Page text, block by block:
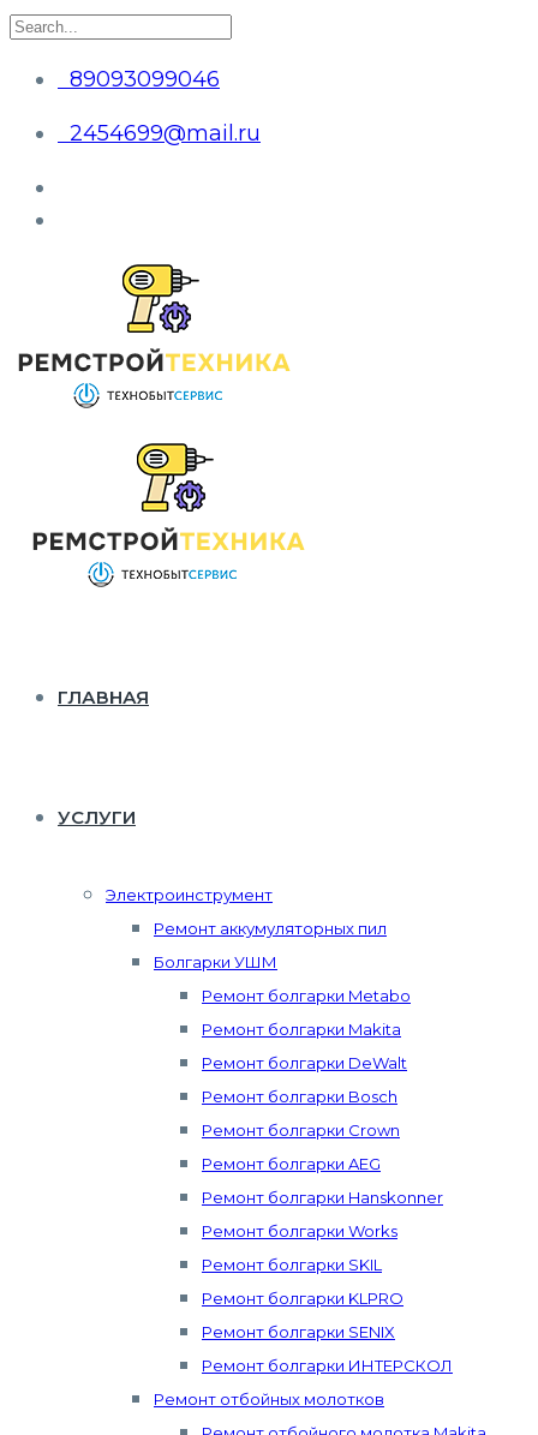
89093099046
2454699@mail.ru
ГЛАВНАЯ
УСЛУГИ
Электроинструмент
Ремонт аккумуляторных пил
Болгарки УШМ
Ремонт болгарки Metabo
Ремонт болгарки Makita
Ремонт болгарки DeWalt
Ремонт болгарки Bosch
Ремонт болгарки Crown
Ремонт болгарки AEG
Ремонт болгарки Hanskonner
Ремонт болгарки Works
Ремонт болгарки SKIL
Ремонт болгарки KLPRO
Ремонт болгарки SENIX
Ремонт болгарки ИНТЕРСКОЛ
Ремонт отбойных молотков